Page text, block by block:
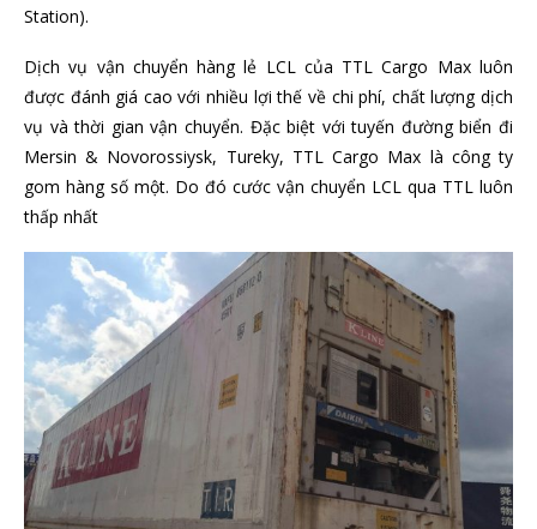
Station).
Dịch vụ vận chuyển hàng lẻ LCL của TTL Cargo Max luôn
được đánh giá cao với nhiều lợi thế về chi phí, chất lượng dịch
vụ và thời gian vận chuyển. Đặc biệt với tuyến đường biển đi
Mersin & Novorossiysk, Tureky, TTL Cargo Max là công ty
gom hàng số một. Do đó cước vận chuyển LCL qua TTL luôn
thấp nhất